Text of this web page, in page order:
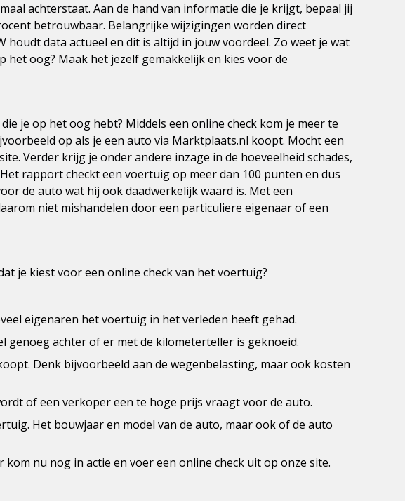
achterstaat. Aan de hand van informatie die je krijgt, bepaal jij
betrouwbaar. Belangrijke wijzigingen worden direct
houdt data actueel en dit is altijd in jouw voordeel. Zo weet je wat
het oog? Maak het jezelf gemakkelijk en kies voor de
je op het oog hebt? Middels een online check kom je meer te
op als je een auto via Marktplaats.nl koopt. Mocht een
Verder krijg je onder andere inzage in de hoeveelheid schades,
rapport checkt een voertuig op meer dan 100 punten en dus
de auto wat hij ook daadwerkelijk waard is. Met een
niet mishandelen door een particuliere eigenaar of een
je kiest voor een online check van het voertuig?
eigenaren het voertuig in het verleden heeft gehad.
genoeg achter of er met de kilometerteller is geknoeid.
Denk bijvoorbeeld aan de wegenbelasting, maar ook kosten
of een verkoper een te hoge prijs vraagt voor de auto.
Het bouwjaar en model van de auto, maar ook of de auto
nu nog in actie en voer een online check uit op onze site.